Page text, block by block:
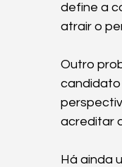
define a
atrair o
Outro
candidato
acreditar
Há ainda